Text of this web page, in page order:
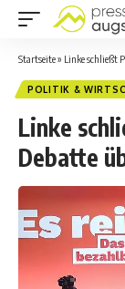
Startseite» Linke schließt
POLITIK &
Linke
Debatte